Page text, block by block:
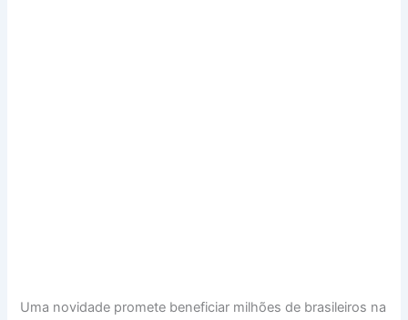
Uma novidade promete beneficiar milhões de brasileiros na